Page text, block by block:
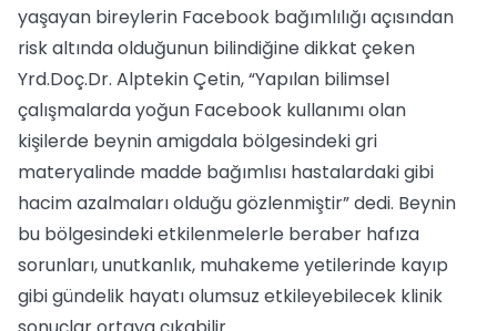
yaşayan bireylerin Facebook bağımlılığı açısından
risk altında olduğunun bilindiğine dikkat çeken
Yrd.Doç.Dr. Alptekin Çetin, “Yapılan bilimsel
çalışmalarda yoğun Facebook kullanımı olan
kişilerde beynin amigdala bölgesindeki gri
materyalinde madde bağımlısı hastalardaki gibi
hacim azalmaları olduğu gözlenmiştir” dedi. Beynin
bu bölgesindeki etkilenmelerle beraber hafıza
sorunları, unutkanlık, muhakeme yetilerinde kayıp
gibi gündelik hayatı olumsuz etkileyebilecek klinik